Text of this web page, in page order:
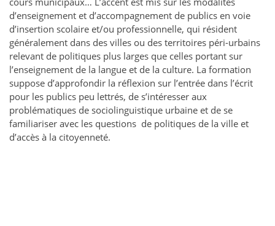
d’enseignement et d’accompagnement de publics en voie
d’insertion scolaire et/ou professionnelle, qui résident
généralement dans des villes ou des territoires péri-urbains
relevant de politiques plus larges que celles portant sur
l’enseignement de la langue et de la culture. La formation
suppose d’approfondir la réflexion sur l’entrée dans l’écrit
pour les publics peu lettrés, de s’intéresser aux
problématiques de sociolinguistique urbaine et de se
familiariser avec les questions de politiques de la ville et
d’accès à la citoyenneté.